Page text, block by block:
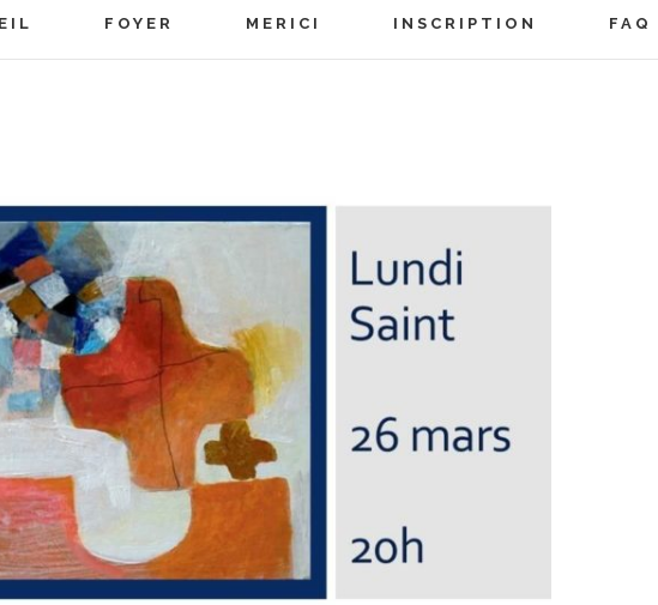
FOYER MERICI INSCRIPTION FAQ